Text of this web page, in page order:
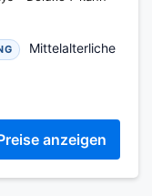
Mittelalterliche
anzeigen